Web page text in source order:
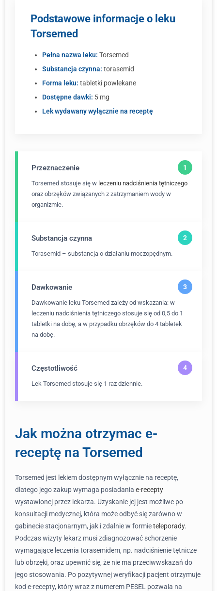
Podstawowe informacje o leku
Torsemed
Pełna nazwa leku: Torsemed
Substancja czynna: torasemid
Forma leku: tabletki powlekane
Dostępne dawki: 5 mg
Lek wydawany wyłącznie na receptę
Przeznaczenie
Torsemed stosuje się w leczeniu nadciśnienia tętniczego
oraz obrzęków związanych z zatrzymaniem wody w
organizmie.
Substancja czynna
Torasemid – substancja o działaniu moczopędnym.
Dawkowanie
Dawkowanie leku Torsemed zależy od wskazania: w
leczeniu nadciśnienia tętniczego stosuje się od 0,5 do 1
tabletki na dobę, a w przypadku obrzęków do 4 tabletek
na dobę.
Częstotliwość
Lek Torsemed stosuje się 1 raz dziennie.
Jak można otrzymac e-
receptę na Torsemed
Torsemed jest lekiem dostępnym wyłącznie na receptę,
dlatego jego zakup wymaga posiadania e-recepty
wystawionej przez lekarza. Uzyskanie jej jest możliwe po
konsultacji medycznej, która może odbyć się zarówno w
gabinecie stacjonarnym, jak i zdalnie w formieteleporady.
Podczas wizyty lekarz musi zdiagnozować schorzenie
wymagające leczenia torasemidem, np. nadciśnienie tętnicze
lub obrzęki, oraz upewnić się, że nie ma przeciwwskazań do
jego stosowania. Po pozytywnej weryfikacji pacjent otrzymuje
kod e-recepty, który wraz z numerem PESEL pozwala na